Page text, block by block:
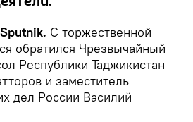
С торжественной
обратился Чрезвычайный
Республики Таджикистан
и заместитель
дел России Василий